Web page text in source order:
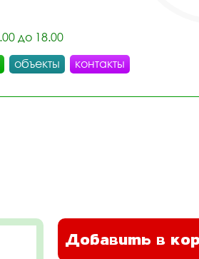
до 18.00
объекты контакты
Добавить в